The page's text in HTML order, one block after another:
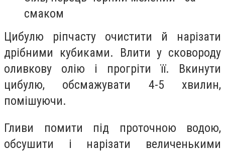
смаком
Цибулю ріпчасту очистити й нарізати
дрібними кубиками. Влити у сковороду
оливкову олію і прогріти її. Вкинути
цибулю, обсмажувати 4-5 хвилин,
помішуючи.
Гливи помити під проточною водою,
обсушити і нарізати величенькими